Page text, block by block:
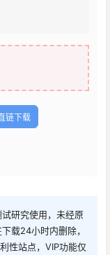
链下载
研究使用，未经原
载24小时内删除，
性站点，VIP功能仅